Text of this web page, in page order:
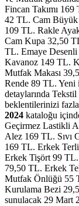
Fincan Takımı
42 TL. Cam Büyük
109 TL. Rakle
Cam Kupa 32,50
TL. Emaye
Kavanoz 149 TL.
Mutfak Makası
Rende 89 TL.
detaylarında
beklentilerinizi
2024 kataloğu
Geçirmez Lastikli
Alez 169 TL. Sıvı
169 TL. Erkek
Erkek Tişört 99
79,50 TL. Erkek
Mutfak Önlüğü 55
Kurulama Bezi
sunulacak 29 Mart